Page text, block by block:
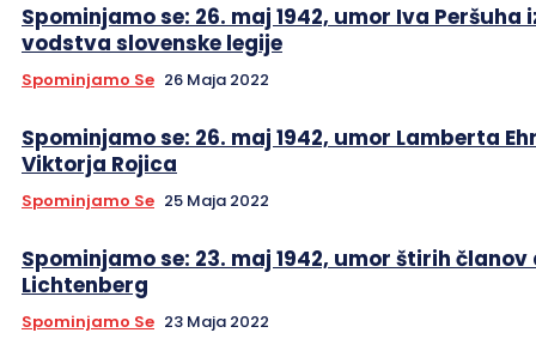
Spominjamo se: 26. maj 1942, umor Iva Peršuha
vodstva slovenske legije
Spominjamo Se 26 Maja 2022
Spominjamo se: 26. maj 1942, umor Lamberta
Viktorja Rojica
Spominjamo Se 25 Maja 2022
Spominjamo se: 23. maj 1942, umor štirih članov
Lichtenberg
Spominjamo Se 23 Maja 2022